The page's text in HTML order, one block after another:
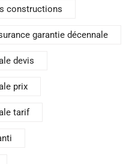
constructions
garantie décennale
devis
prix
tarif